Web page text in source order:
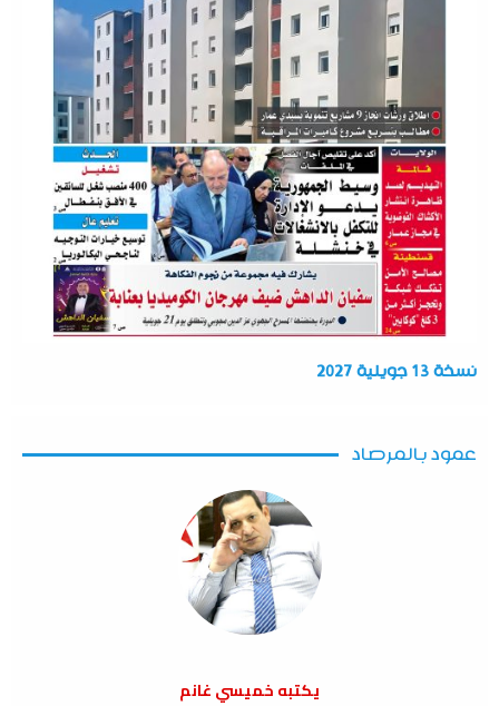
نسخة 13 جويلية 2027
عمود بالمرصاد
يكتبه خميسي غانم